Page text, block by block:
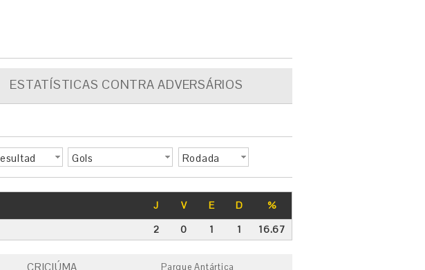
ESTATÍSTICAS CONTRA ADVERSÁRIOS
Gols Rodada
J V E D
%
2
0 1 1 16.67
CRICIÚMA Parque Antártica